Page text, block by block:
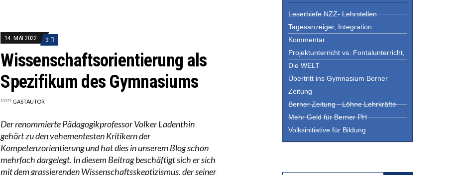
14. MAI 2022 3
Wissenschaftsorientierung als
Spezifikum des Gymnasiums
von GASTAUTOR
Der renommierte Pädagogikprofessor Volker Ladenthin
gehört zu den vehementesten Kritikern der
Kompetenzorientierung und hat dies in unserem Blog schon
mehrfach dargelegt. In diesem Beitrag beschäftigt sich er sich
mit dem grassierenden Wissenschaftsskeptizismus, der seiner
Leserbiefe NZZ- Lehrstellen
Tagesanzeiger, Integration
Kommentar
Projektunterricht vs. Fontalunterricht,
Die WELT
Übertritt ins Gymnasium Berner
Zeitung
Berner Zeitung - Löhne Lehrkräfte
Mehr Geld für Berner PH
Volksinitiative für Bildung